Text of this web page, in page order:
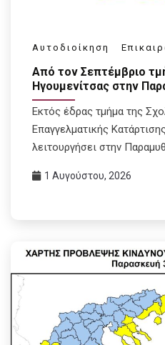
Αυτοδιοίκηση
Από τον Σεπτέμβριο
Ηγουμενίτσας στην
Εκτός έδρας τμήμα της
Επαγγελματικής
λειτουργήσει στην
1 Αυγούστου, 2026